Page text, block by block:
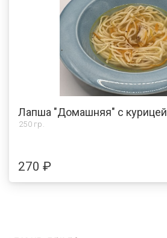
Лапша "Домашняя" с курицей
250 гр.
270 ₽